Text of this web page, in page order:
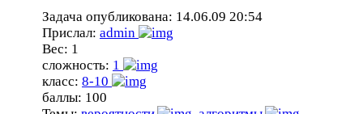
Задача опубликована: 14.06.09 20:54
Прислал: admin
Вес: 1
сложность: 1
класс: 8-10
баллы: 100